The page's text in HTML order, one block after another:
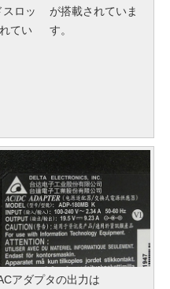
スロッ
てい
が搭載されていま
す。
アダプタの出力は